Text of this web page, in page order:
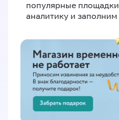
популярные
аналитику и заполним